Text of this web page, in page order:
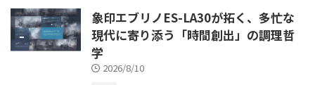
象印エブリノES-LA30が拓く、多忙な
現代に寄り添う「時間創出」の調理哲
学
2026/8/10